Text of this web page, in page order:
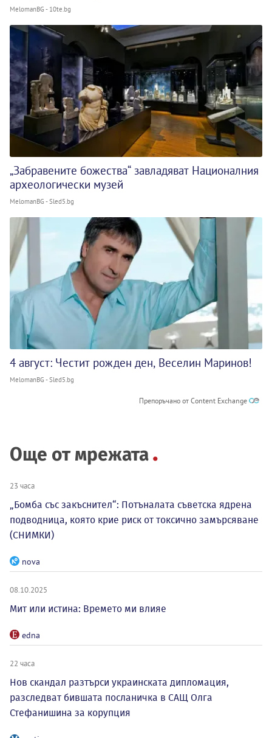
MelomanBG - 10te.bg
„Забравените божества“ завладяват Националния
археологически музей
MelomanBG - Sled5.bg
4 август: Честит рожден ден, Веселин Маринов!
MelomanBG - Sled5.bg
Препоръчано от Content Exchange
Още от мрежата
23 часа
„Бомба със закъснител“: Потъналата съветска ядрена
подводница, която крие риск от токсично замърсяване
(СНИМКИ)
nova
08.10.2025
Мит или истина: Времето ми влияе
edna
22 часа
Нов скандал разтърси украинската дипломация,
разследват бившата посланичка в САЩ Олга
Стефанишина за корупция